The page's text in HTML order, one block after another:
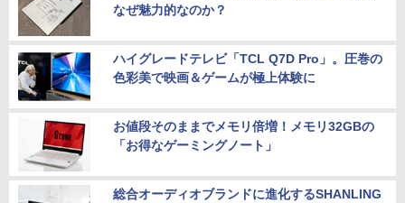
なぜ魅力的なのか？
ハイグレードテレビ「TCL Q7D Pro」。圧巻の
色彩美で映画＆ゲームが極上体験に
お値段そのままでメモリ倍増！メモリ32GBの
「お得なゲーミングノート」
総合オーディオブランドに進化するSHANLING